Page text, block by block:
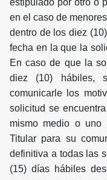
estipulado por otro o
en el caso de
dentro de los diez
fecha en la que la
En caso de que la
diez (10) hábiles,
comunicarle los
solicitud se
mismo medio o
Titular para su
definitiva a todas las
(15) días hábiles